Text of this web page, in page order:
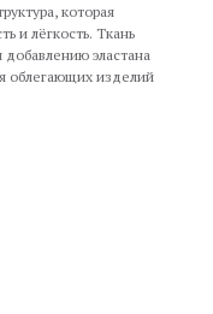
которая
и лёгкость. Ткань
эластана
облегающих изделий